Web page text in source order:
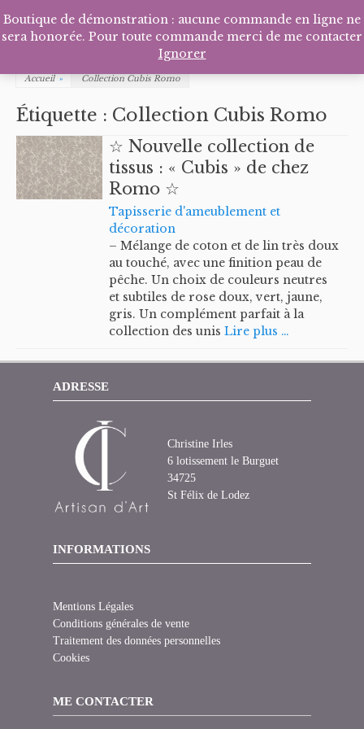
Facebook
Pinterest
Tél
Accueil » Collection Cubis Romo
Étiquette : Collection Cubis Romo
☆ Nouvelle collection de
tissus : « Cubis » de chez
Romo ☆
Tapisserie d'ameublement et
décoration
– Mélange de coton et de lin très doux
au touché, avec une finition peau de
pêche. Un choix de couleurs neutres
et subtiles de rose doux, vert, jaune,
gris. Un complément parfait à la
collection des unisLire plus …
ADRESSE
Christine Irles
6 lotissement le Burguet
34725
St Félix de Lodez
INFORMATIONS
Mentions Légales
Conditions générales de vente
Traitement des données personnelles
Cookies
ME CONTACTER
Boutique de démonstration : aucune commande en ligne ne
sera honorée. Pour toute commande merci de me contacter
Ignorer